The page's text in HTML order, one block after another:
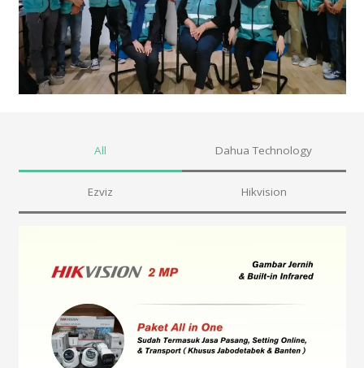
All Dahua Technology
Ezviz Hikvision